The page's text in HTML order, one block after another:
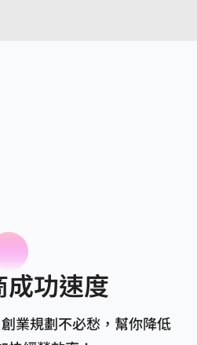
功速度
業規劃不必愁，幫你降低